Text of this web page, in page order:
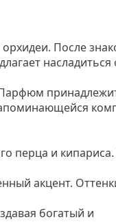
После
перца и
акцент.
богатый и